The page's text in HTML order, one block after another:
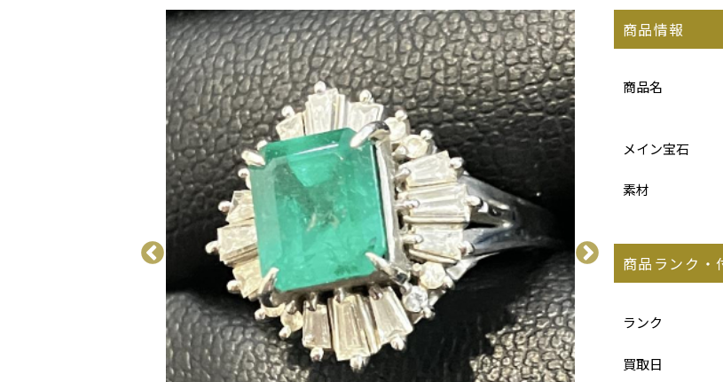
商品情報
商品名
メイン宝石
素材
商品ランク・
ランク
買取日